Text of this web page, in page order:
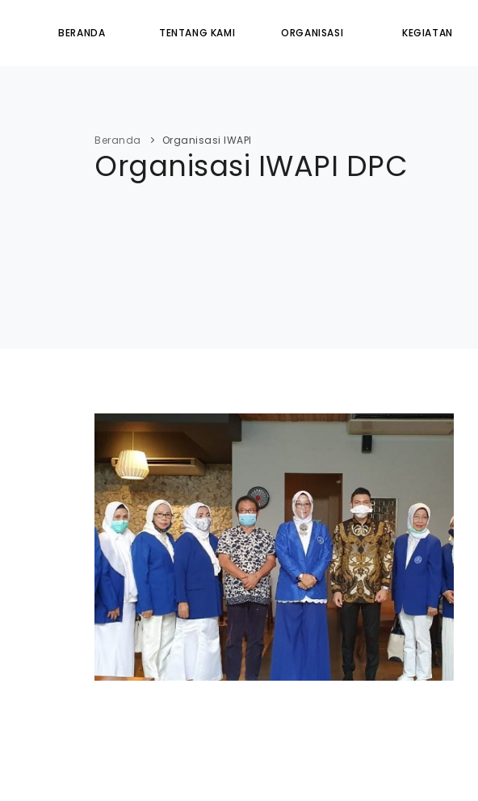
BERANDA TENTANG KAMI ORGANISASI KEGIATAN
Beranda Organisasi IWAPI
Organisasi IWAPI DPC